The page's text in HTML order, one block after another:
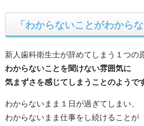
「わからないことがわから
新人歯科衛生士が辞めてしまう１つの
わからないことを聞けない雰囲気に
気まずさを感じてしまうことのようで
わからないまま１日が過ぎてしまい、
わからないまま仕事をし続けることが